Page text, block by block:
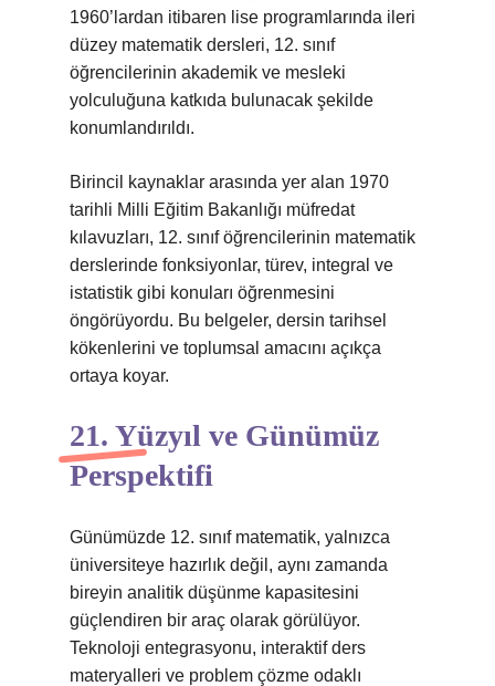
1960’lardan itibaren lise programlarında ileri
düzey matematik dersleri, 12. sınıf
öğrencilerinin akademik ve mesleki
yolculuğuna katkıda bulunacak şekilde
konumlandırıldı.
Birincil kaynaklar arasında yer alan 1970
tarihli Milli Eğitim Bakanlığı müfredat
kılavuzları, 12. sınıf öğrencilerinin matematik
derslerinde fonksiyonlar, türev, integral ve
istatistik gibi konuları öğrenmesini
öngörüyordu. Bu belgeler, dersin tarihsel
kökenlerini ve toplumsal amacını açıkça
ortaya koyar.
21. Yüzyıl ve Günümüz
Perspektifi
Günümüzde 12. sınıf matematik, yalnızca
üniversiteye hazırlık değil, aynı zamanda
bireyin analitik düşünme kapasitesini
güçlendiren bir araç olarak görülüyor.
Teknoloji entegrasyonu, interaktif ders
materyalleri ve problem çözme odaklı